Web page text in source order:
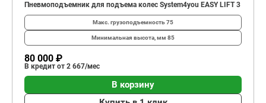
Пневмоподъемник для подъема колес System4you EASY LIFT 3
Макс. грузоподъемность75
Минимальная высота, мм 85
80 000 ₽
В кредит от 2 667/мес
В корзину